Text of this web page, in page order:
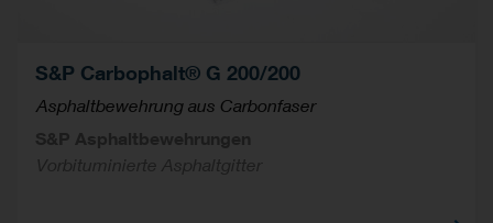
S&P Carbophalt® G 200/200
Asphaltbewehrung aus Carbonfaser
S&P Asphaltbewehrungen
Vorbituminierte Asphaltgitter